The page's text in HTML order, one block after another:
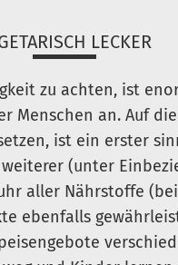
LECKER
zu achten, ist
Menschen an. Auf
ist ein erster
(unter
aller Nährstoffe
ebenfalls